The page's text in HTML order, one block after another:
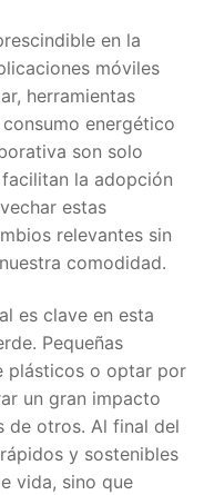
en la
móviles
herramientas
energético
son solo
la adopción
estas
relevantes sin
comodidad.
es clave en esta
Pequeñas
plásticos o optar por
un gran impacto
de otros. Al final del
y sostenibles
vida, sino que